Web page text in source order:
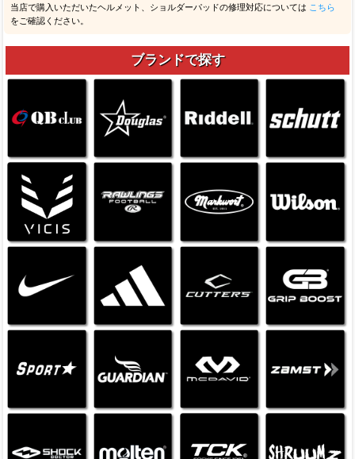
当店で購入いただいたヘルメット、ショルダーパッドの修理対応については こちら
をご確認ください。
ブランドで探す